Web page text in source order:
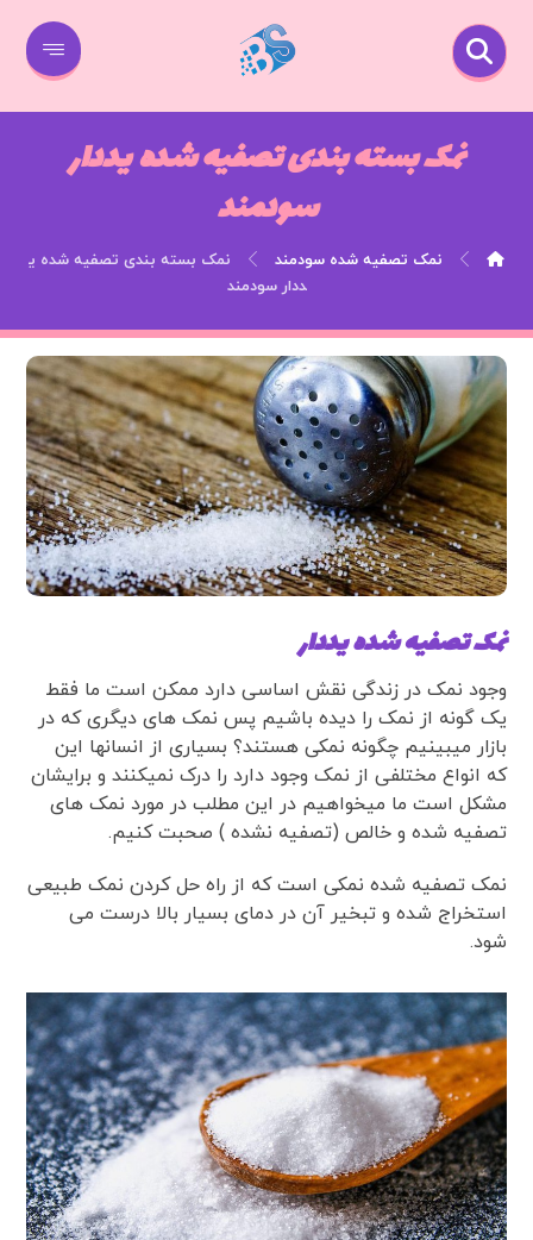
نمک بسته بندی تصفیه شده یددار
سودمند
نمک تصفیه شده سودمند
نمک بسته بندی تصفیه شده ی
ددار سودمند
نمک تصفیه شده یددار
وجود نمک در زندگی نقش اساسی دارد ممکن است ما فقط
یک گونه از نمک را دیده باشیم پس نمک های دیگری که در
بازار میبینیم چگونه نمکی هستند؟ بسیاری از انسانها این
که انواع مختلفی از نمک وجود دارد را درک نمیکنند و برایشان
مشکل است ما میخواهیم در این مطلب در مورد نمک های
تصفیه شده و خالص (تصفیه نشده ) صحبت کنیم.
نمک تصفیه شده نمکی است که از راه حل کردن نمک طبیعی
استخراج شده و تبخیر آن در دمای بسیار بالا درست می
شود.